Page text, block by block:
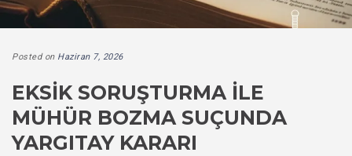
Posted on Haziran 7, 2026
EKSIK SORUŞTURMA ILE
MÜHÜR BOZMA SUÇUNDA
YARGITAY KARARI